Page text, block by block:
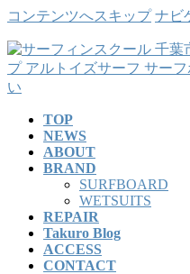
コンテンツへスキップ ナビ
TOP
NEWS
ABOUT
BRAND
SURFBOARD
WETSUITS
REPAIR
Takuro Blog
ACCESS
CONTACT